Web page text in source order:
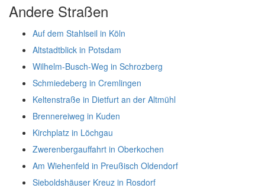
Andere Straßen
Auf dem Stahlseil in Köln
Altstadtblick in Potsdam
Wilhelm-Busch-Weg in Schrozberg
Schmiedeberg in Cremlingen
Keltenstraße in Dietfurt an der Altmühl
Brennereiweg in Kuden
Kirchplatz in Löchgau
Zwerenbergauffahrt in Oberkochen
Am Wiehenfeld in Preußisch Oldendorf
Sieboldshäuser Kreuz in Rosdorf